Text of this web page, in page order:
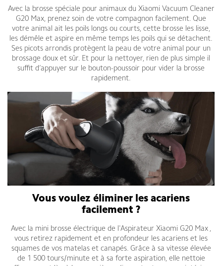
Avec la brosse spéciale pour animaux du Xiaomi Vacuum Cleaner
G20 Max, prenez soin de votre compagnon facilement. Que
votre animal ait les poils longs ou courts, cette brosse les lisse,
les démêle et aspire en même temps les poils qui se détachent.
Ses picots arrondis protègent la peau de votre animal pour un
brossage doux et sûr. Et pour la nettoyer, rien de plus simple il
suffit d’appuyer sur le bouton-poussoir pour vider la brosse
rapidement.
Vous voulez éliminer les acariens
facilement ?
Avec la mini brosse électrique de l'Aspirateur Xiaomi G20 Max ,
vous retirez rapidement et en profondeur les acariens et les
squames de vos matelas et canapés. Grâce à sa vitesse élevée
de 1 500 tours/minute et à sa forte aspiration, elle nettoie